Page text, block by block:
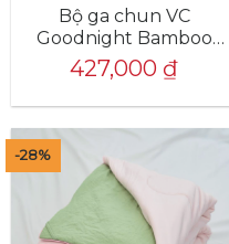
Bộ ga chun VC
Goodnight Bamboo
mềm mại, điều hòa
thân nhiệt
427,000 ₫
-28%